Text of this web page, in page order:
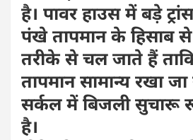
है। पावर हाउस में बड़े
पंखे तापमान के हिसाब
तरीके से चल जाते हैं ताकि
तापमान सामान्य रखा
सर्कल में बिजली सुचारू
है।